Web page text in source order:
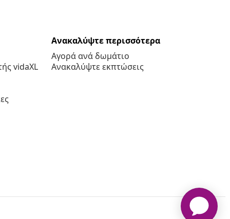
vidaXL
Ανακαλύψτε περισσότερα
Αγορά ανά δωμάτιο
Ανακαλύψτε εκπτώσεις